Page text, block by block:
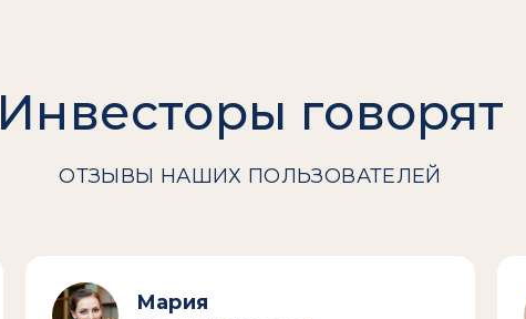
Инвесторы говорят
ОТЗЫВЫ НАШИХ ПОЛЬЗОВАТЕЛЕЙ
Мария